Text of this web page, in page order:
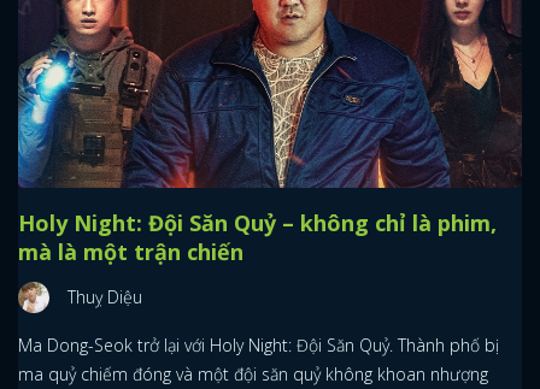
Holy Night: Đội Săn Quỷ – không chỉ là phim,
mà là một trận chiến
Thuỵ Diệu
Ma Dong-Seok trở lại với Holy Night: Đội Săn Quỷ. Thành phố bị
ma quỷ chiếm đóng và một đội săn quỷ không khoan nhượng